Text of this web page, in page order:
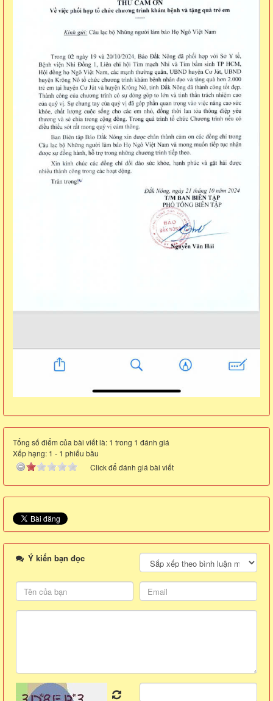
Tổng số điểm của bài viết là: 1 trong 1 đánh giá
Xếp hạng: 1 - 1 phiếu bầu
Click để đánh giá bài viết
Ý kiến bạn đọc